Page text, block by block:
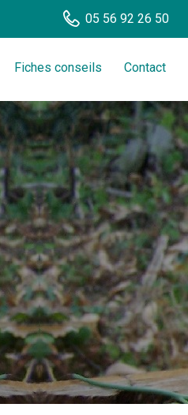
05 56 92 26 50
Fiches conseils Contact